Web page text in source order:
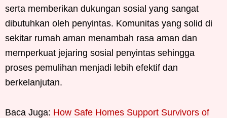
serta memberikan dukungan sosial yang sangat
dibutuhkan oleh penyintas. Komunitas yang solid di
sekitar rumah aman menambah rasa aman dan
memperkuat jejaring sosial penyintas sehingga
proses pemulihan menjadi lebih efektif dan
berkelanjutan.
Baca Juga: How Safe Homes Support Survivors of